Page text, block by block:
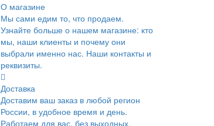
О магазине
Мы сами едим то, что продаем.
Узнайте больше о нашем магазине: кто
мы, наши клиенты и почему они
выбрали именно нас. Наши контакты и
реквизиты.
Доставка
Доставим ваш заказ в любой регион
России, в удобное время и день.
Работаем для вас, без выходных.